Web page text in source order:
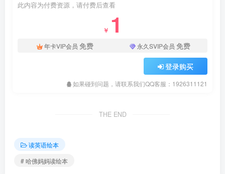
此内容为付费资源，请付费后查看
￥ 1
年卡VIP会员 免费 永久SVIP会员 免费
登录购买
如果碰到问题，请联系我们QQ客服：1926311121
THE END
读英语绘本
# 哈佛妈妈读绘本